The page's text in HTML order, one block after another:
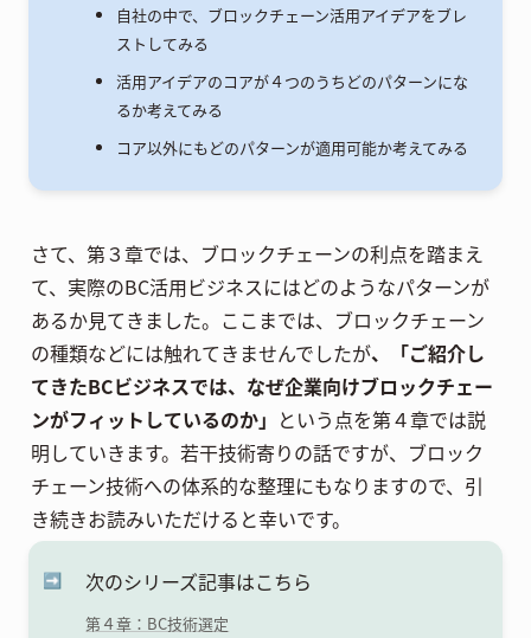
自社の中で、ブロックチェーン活用アイデアをブレ
ストしてみる
活用アイデアのコアが４つのうちどのパターンにな
るか考えてみる
コア以外にもどのパターンが適用可能か考えてみる
さて、第３章では、ブロックチェーンの利点を踏まえ
て、実際のBC活用ビジネスにはどのようなパターンが
あるか見てきました。ここまでは、ブロックチェーン
の種類などには触れてきませんでしたが、「ご紹介し
てきたBCビジネスでは、なぜ企業向けブロックチェー
ンがフィットしているのか」 という点を第４章では説
明していきます。若干技術寄りの話ですが、ブロック
チェーン技術への体系的な整理にもなりますので、引
き続きお読みいただけると幸いです。
➡️ 次のシリーズ記事はこちら
第４章：BC技術選定